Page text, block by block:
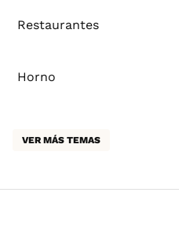
Restaurantes
Horno
VER MÁS TEMAS